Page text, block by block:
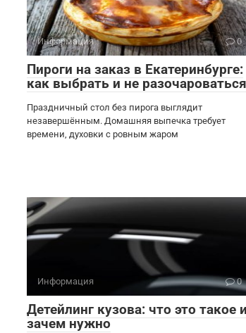
Информация 0
Пироги на заказ в Екатеринбурге:
как выбрать и не разочароваться
Праздничный стол без пирога выглядит
незавершённым. Домашняя выпечка требует
времени, духовки с ровным жаром
Информация 0
Детейлинг кузова: что это такое и
зачем нужно